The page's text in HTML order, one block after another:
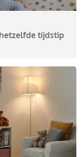
tijdstip